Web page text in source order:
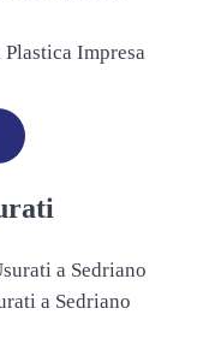
Impresa
a Sedriano